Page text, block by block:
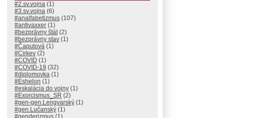
#2.sv.vojna (1)
#3.sv.vojna (6)
#analfabetizmus (107)
#antivaxxer (1)
#bezprávny štát(2)
#bezprávny stav (1)
#Čaputová (1)
#Cirkev (2)
#COVID (1)
#COVID-19 (32)
#diplomovka (1)
#Eshelon (1)
#eskalácia do vojny (1)
#Exorcismus_SR (2)
#gen-gen.Lengvarský (1)
#gen.Lučanský (1)
#genderizmus (1)